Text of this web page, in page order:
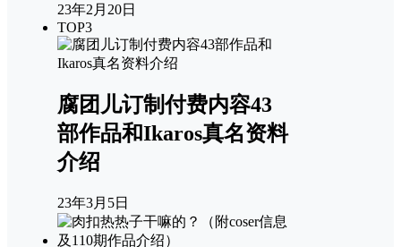
23年2月20日
TOP3
腐团儿订制付费内容43
部作品和Ikaros真名资料
介绍
23年3月5日